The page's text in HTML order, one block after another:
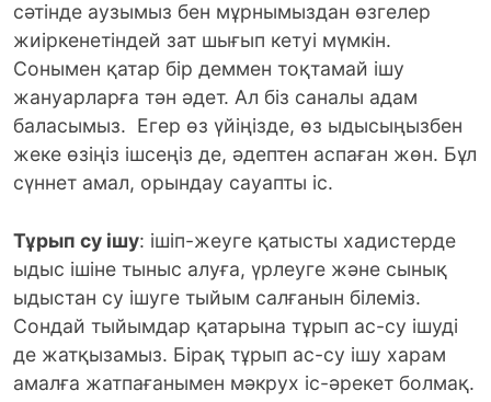
сәтінде аузымыз бен мұрнымыздан өзгелер
жиіркенетіндей зат шығып кетуі мүмкін.
Сонымен қатар бір деммен тоқтамай ішу
жануарларға тән әдет. Ал біз саналы адам
баласымыз. Егер өз үйіңізде, өз ыдысыңызбен
жеке өзіңіз ішсеңіз де, әдептен аспаған жөн. Бұл
сүннет амал, орындау сауапты іс.
Тұрып су ішу: ішіп-жеуге қатысты хадистерде
ыдыс ішіне тыныс алуға, үрлеуге және сынық
ыдыстан су ішуге тыйым салғанын білеміз.
Сондай тыйымдар қатарына тұрып ас-су ішуді
де жатқызамыз. Бірақ тұрып ас-су ішу харам
амалға жатпағанымен мәкрух іс-әрекет болмақ.